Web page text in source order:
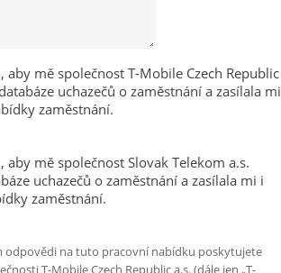
aby mě společnost T-Mobile Czech Republic
uchazečů o zaměstnání a zasílala mi
zaměstnání.
aby mě společnost Slovak Telekom a.s.
uchazečů o zaměstnání a zasílala mi i
zaměstnání.
odpovědi na tuto pracovní nabídku poskytujete
T-Mobile Czech Republic a.s. (dále jen „T-